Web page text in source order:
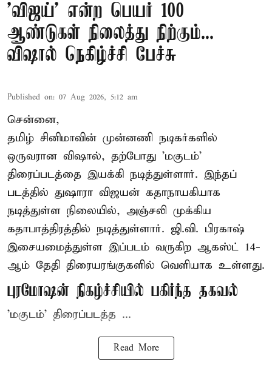
'விஜய்' என்ற பெயர் 100
ஆண்டுகள் நிலைத்து நிற்கும்...
விஷால் நெகிழ்ச்சி பேச்சு
Published on: 07 Aug 2026, 5:12 am
சென்னை,
தமிழ் சினிமாவின் முன்னணி நடிகர்களில்
ஒருவரான விஷால், தற்போது 'மகுடம்'
திரைப்படத்தை இயக்கி நடித்துள்ளார். இந்தப்
படத்தில் துஷாரா விஜயன் கதாநாயகியாக
நடித்துள்ள நிலையில், அஞ்சலி முக்கிய
கதாபாத்திரத்தில் நடித்துள்ளார். ஜி.வி. பிரகாஷ்
இசையமைத்துள்ள இப்படம் வருகிற ஆகஸ்ட் 14-
ஆம் தேதி திரையரங்குகளில் வெளியாக உள்ளது.
புரமோஷன் நிகழ்ச்சியில் பகிர்ந்த தகவல்
'மகுடம்' திரைப்படத்த ...
Read More